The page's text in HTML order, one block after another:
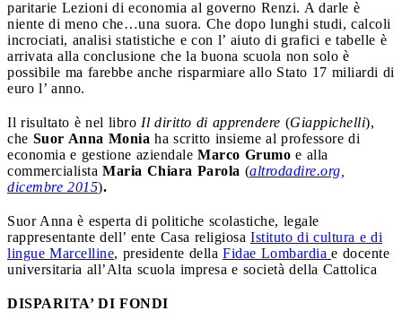
paritarie Lezioni di economia al governo Renzi. A darle è
niente di meno che…una suora. Che dopo lunghi studi, calcoli
incrociati, analisi statistiche e con l’ aiuto di grafici e tabelle è
arrivata alla conclusione che la buona scuola non solo è
possibile ma farebbe anche risparmiare allo Stato 17 miliardi di
euro l’ anno.
Il risultato è nel libro Il diritto di apprendere (Giappichelli),
che Suor Anna Monia ha scritto insieme al professore di
economia e gestione aziendale Marco Grumo e alla
commercialista Maria Chiara Parola (altrodadire.org,
dicembre 2015).
Suor Anna è esperta di politiche scolastiche, legale
rappresentante dell’ ente Casa religiosa Istituto di cultura e di
lingue Marcelline, presidente della Fidae Lombardia e docente
universitaria all’Alta scuola impresa e società della Cattolica
DISPARITA’ DI FONDI